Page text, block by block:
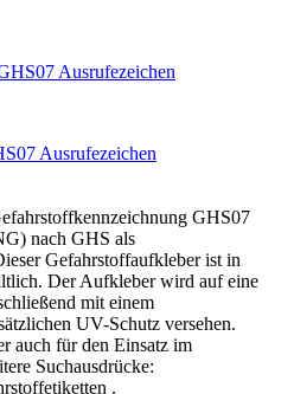
Ausrufezeichen
GHS07
nach GHS als
Gefahrstoffaufkleber ist in
Der Aufkleber wird auf eine
mit einem
UV-Schutz versehen.
auch für den Einsatz im
Suchausdrücke:
.